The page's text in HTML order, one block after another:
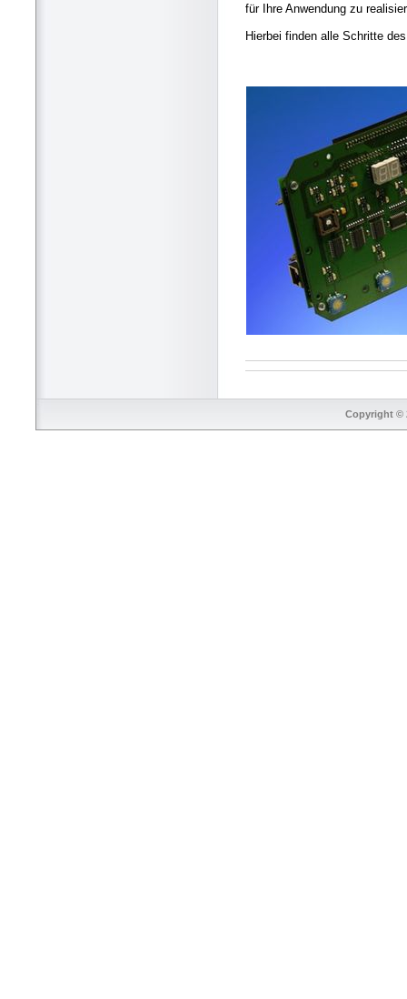
für Ihre Anwendung zu
Hierbei finden alle Schritte
Copyright ©